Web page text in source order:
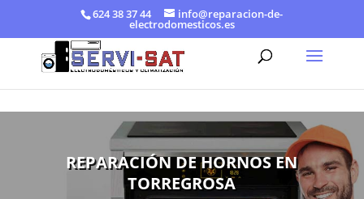
624 38 37 44 info@reparacion-de-
electrodomesticos.es
REPARACIÓN DE HORNOS EN
TORREGROSA